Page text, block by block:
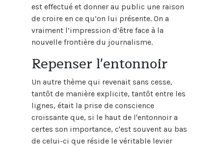
est effectué et donner au public une raison
de croire en ce qu’on lui présente. On a
vraiment l’impression d’être face à la
nouvelle frontière du journalisme.
Repenser l'entonnoir
Un autre thème qui revenait sans cesse,
tantôt de manière explicite, tantôt entre les
lignes, était la prise de conscience
croissante que, si le haut de l'entonnoir a
certes son importance, c'est souvent au bas
de celui-ci que réside le véritable levier